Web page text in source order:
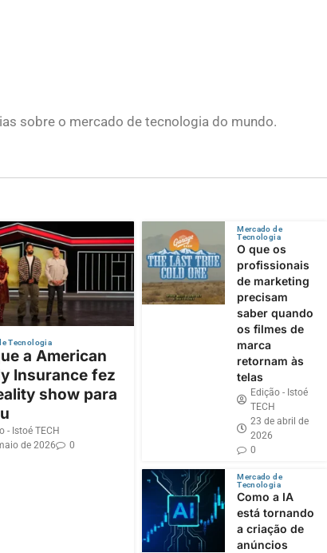
sobre o mercado de tecnologia do mundo.
Tecnologia
a American
Insurance fez
show para
- Istoé TECH
de 2026
0
Mercado de
Tecnologia
O que os
profissionais
de marketing
precisam
saber quando
os filmes de
marca
retornam às
telas
Edição - Istoé
TECH
23 de abril de
2026
0
Mercado de
Tecnologia
Como a IA
está tornando
a criação de
anúncios